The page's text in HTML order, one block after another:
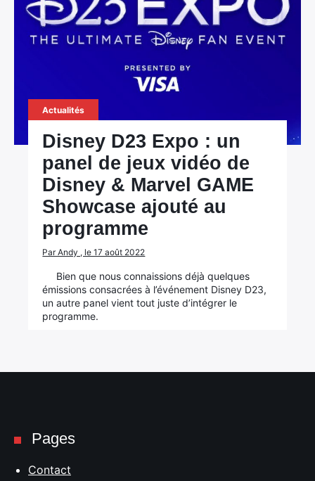
Actualités
Disney D23 Expo : un
panel de jeux vidéo de
Disney & Marvel GAME
Showcase ajouté au
programme
Par Andy , le 17 août 2022
Bien que nous connaissions déjà quelques
émissions consacrées à l’événement Disney D23,
un autre panel vient tout juste d’intégrer le
programme.
Pages
Contact